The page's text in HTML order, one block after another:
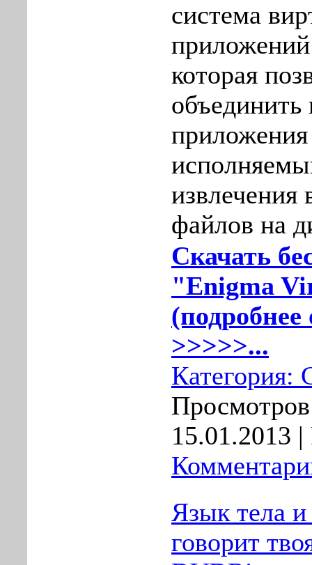
система
которая
извлечения
файлов на
Скачать
"Enigma
(подробнее
>>>>>...
Категория:
15.01.2013 |
Язык тела
говорит